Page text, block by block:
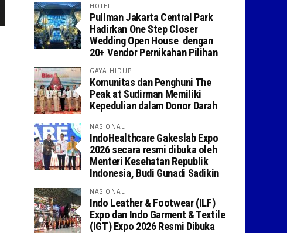
HOTEL
Pullman Jakarta Central Park
Hadirkan One Step Closer
Wedding Open House dengan
20+ Vendor Pernikahan Pilihan
GAYA HIDUP
Komunitas dan Penghuni The
Peak at Sudirman Memiliki
Kepedulian dalam Donor Darah
NASIONAL
IndoHealthcare Gakeslab Expo
2026 secara resmi dibuka oleh
Menteri Kesehatan Republik
Indonesia, Budi Gunadi Sadikin
NASIONAL
Indo Leather & Footwear (ILF)
Expo dan Indo Garment & Textile
(IGT) Expo 2026 Resmi Dibuka